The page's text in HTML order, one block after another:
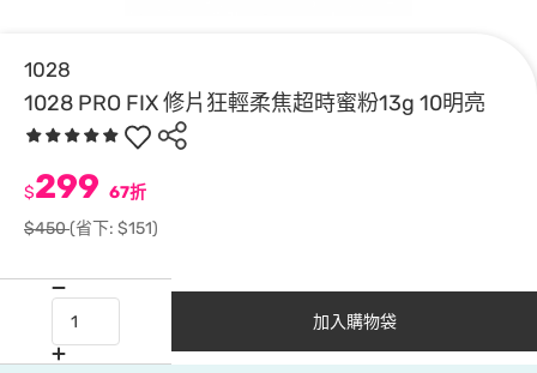
1028
1028 PRO FIX 修片狂輕柔焦超時蜜粉13g 10明亮
$299 67折
$450(省下: $151)
加入購物袋